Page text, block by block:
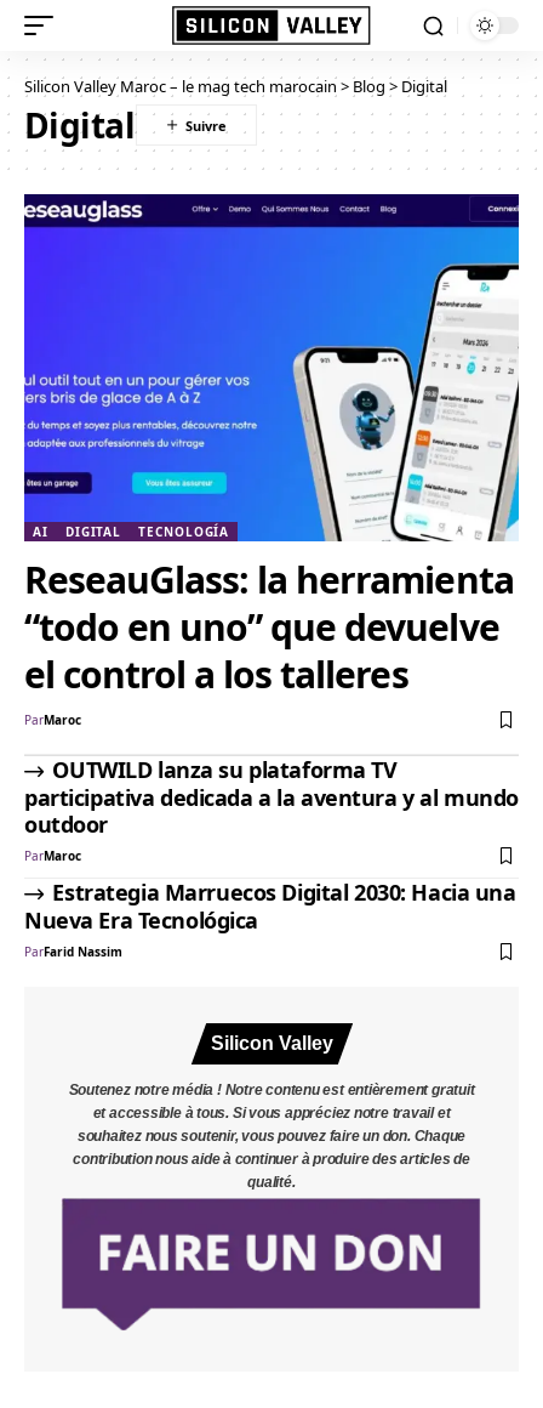
Silicon Valley Maroc – le mag tech marocain>Blog > Digital
Digital
AI DIGITAL TECNOLOGÍA
ReseauGlass: la herramienta
“todo en uno” que devuelve
el control a los talleres
ParMaroc
OUTWILD lanza su plataforma TV
participativa dedicada a la aventura y al mundo
outdoor
ParMaroc
Estrategia Marruecos Digital 2030: Hacia una
Nueva Era Tecnológica
ParFarid Nassim
Silicon Valley
Soutenez notre média ! Notre contenu est entièrement gratuit
et accessible à tous. Si vous appréciez notre travail et
souhaitez nous soutenir, vous pouvez faire un don. Chaque
contribution nous aide à continuer à produire des articles de
qualité.